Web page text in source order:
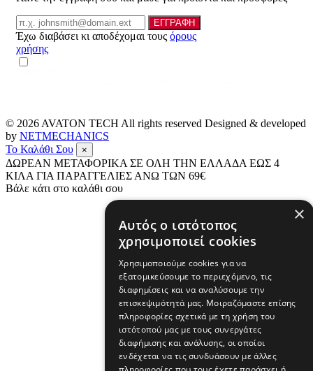
Email
ΕΓΓΡΑΦΗ
Έχω διαβάσει κι αποδέχομαι τους όρους
χρήσης
© 2026 AVATON TECH All rights reserved Designed & developed
by NETMECHANICS
Το Καλάθι Σου
×
ΔΩΡΕΑΝ ΜΕΤΑΦΟΡΙΚΑ ΣΕ ΟΛΗ ΤΗΝ ΕΛΛΑΔΑ ΕΩΣ 4
ΚΙΛΑ ΓΙΑ ΠΑΡΑΓΓΕΛΙΕΣ ΑΝΩ ΤΩΝ 69€
Βάλε κάτι στο καλάθι σου
×
Αυτός ο ιστότοπος
χρησιμοποιεί cookies
Χρησιμοποιούμε cookies για να
εξατομικεύσουμε το περιεχόμενο, τις
διαφημίσεις και να αναλύσουμε την
επισκεψιμότητά μας. Μοιραζόμαστε επίσης
πληροφορίες σχετικά με τη χρήση του
ιστότοπού μας με τους συνεργάτες
διαφήμισης και ανάλυσης, οι οποίοι
ενδέχεται να τις συνδυάσουν με άλλες